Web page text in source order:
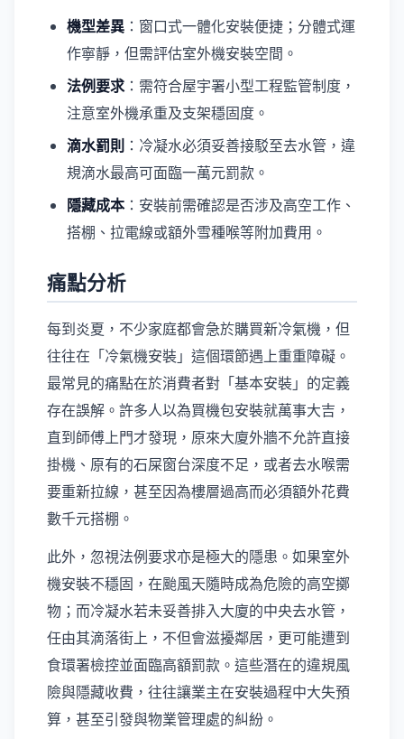
機型差異 ：窗口式一體化安裝便捷；分體式運
作寧靜，但需評估室外機安裝空間。
法例要求：需符合屋宇署小型工程監管制度，
注意室外機承重及支架穩固度。
滴水罰則 ：冷凝水必須妥善接駁至去水管，違
規滴水最高可面臨一萬元罰款。
隱藏成本：安裝前需確認是否涉及高空工作、
搭棚、拉電線或額外雪種喉等附加費用。
痛點分析
每到炎夏，不少家庭都會急於購買新冷氣機，但
往往在「冷氣機安裝」這個環節遇上重重障礙。
最常見的痛點在於消費者對「基本安裝」的定義
存在誤解。許多人以為買機包安裝就萬事大吉，
直到師傅上門才發現，原來大廈外牆不允許直接
掛機、原有的石屎窗台深度不足，或者去水喉需
要重新拉線，甚至因為樓層過高而必須額外花費
數千元搭棚。
此外，忽視法例要求亦是極大的隱患。如果室外
機安裝不穩固，在颱風天隨時成為危險的高空擲
物；而冷凝水若未妥善排入大廈的中央去水管，
任由其滴落街上，不但會滋擾鄰居，更可能遭到
食環署檢控並面臨高額罰款。這些潛在的違規風
險與隱藏收費，往往讓業主在安裝過程中大失預
算，甚至引發與物業管理處的糾紛。